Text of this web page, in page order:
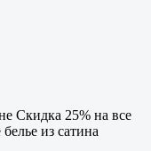
Cкидка 25% на все
из сатина